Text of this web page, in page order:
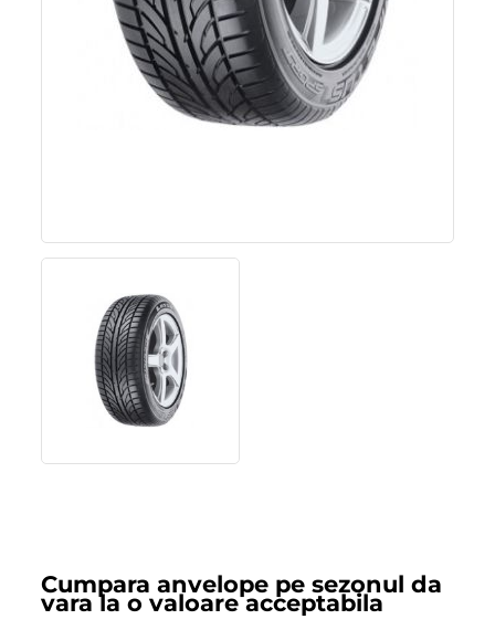
Cumpara anvelope pe sezonul da
vara la o valoare acceptabila